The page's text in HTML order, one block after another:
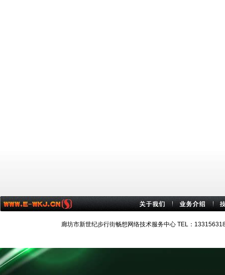
廊坊市新世纪步行街畅想网络技术服务中心 TEL：